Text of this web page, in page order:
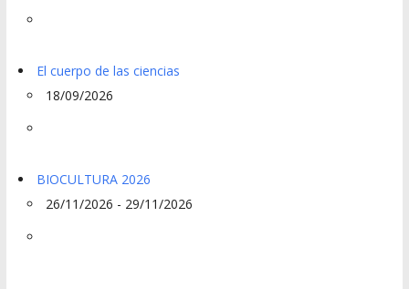
El cuerpo de las ciencias
18/09/2026
BIOCULTURA 2026
26/11/2026 - 29/11/2026